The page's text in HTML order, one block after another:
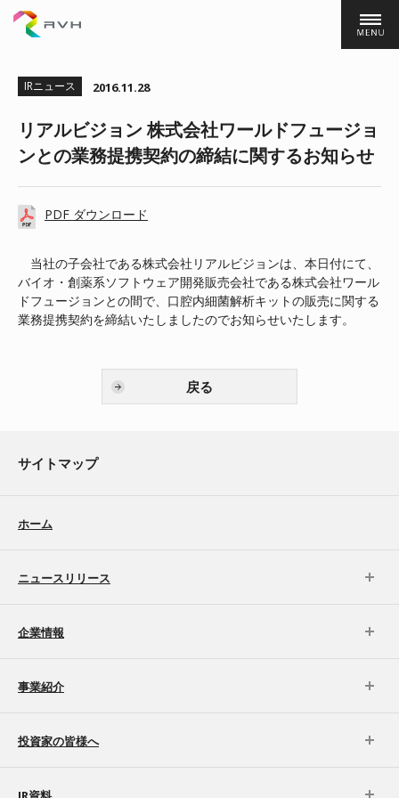
IRニュース 2016.11.28
リアルビジョン 株式会社ワールドフュージョ
ンとの業務提携契約の締結に関するお知らせ
PDF ダウンロード
当社の子会社である株式会社リアルビジョンは、本日付にて、
バイオ・創薬系ソフトウェア開発販売会社である株式会社ワール
ドフュージョンとの間で、口腔内細菌解析キットの販売に関する
業務提携契約を締結いたしましたのでお知らせいたします。
戻る
サイトマップ
ホーム
ニュースリリース
企業情報
事業紹介
投資家の皆様へ